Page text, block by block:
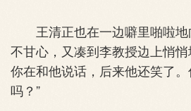
王清正也在一边噼里啪啦地
不甘心，又凑到李教授边上悄
你在和他说话，后来他还笑了
吗？”